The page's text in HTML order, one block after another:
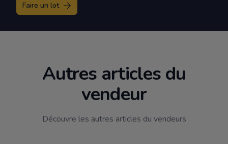
Faire un lot
Autres articles du
vendeur
Découvre les autres articles du vendeurs